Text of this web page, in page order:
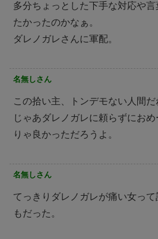
多分ちょっとした下手な対応や
たかったのかなぁ。
ダレノガレさんに軍配。
名無しさん
この拾い主、トンデモない人間だ
じゃあダレノガレに頼らずにお
りゃ良かっただろうよ。
名無しさん
てっきりダレノガレが痛い女っ
もだった。